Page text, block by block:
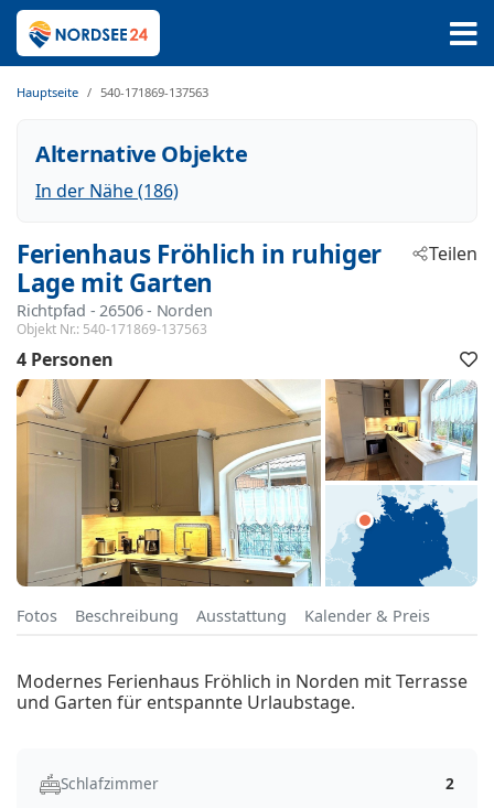
Hauptseite 540-171869-137563
Alternative Objekte
In der Nähe (186)
Ferienhaus Fröhlich in ruhiger
Lage mit Garten
Richtpfad - 26506 - Norden
Objekt Nr.: 540-171869-137563
Teilen
4 Personen
Fotos Beschreibung Ausstattung Kalender & Preis
Modernes Ferienhaus Fröhlich in Norden mit Terrasse
und Garten für entspannte Urlaubstage.
Schlafzimmer
2